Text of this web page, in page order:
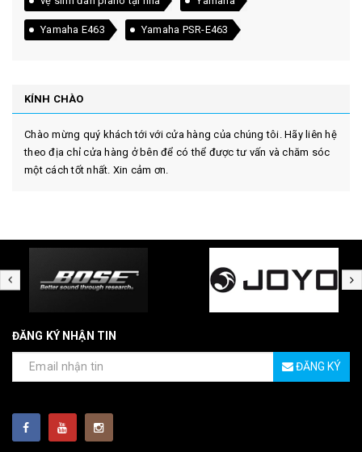
Yamaha E463 Yamaha PSR-E463
KÍNH CHÀO
Chào mừng quý khách tới với cửa hàng của chúng tôi. Hãy liên hệ
theo địa chỉ cửa hàng ở bên để có thể được tư vấn và chăm sóc
một cách tốt nhất. Xin cảm ơn.
ĐĂNG KÝ NHẬN TIN
ĐĂNG KÝ